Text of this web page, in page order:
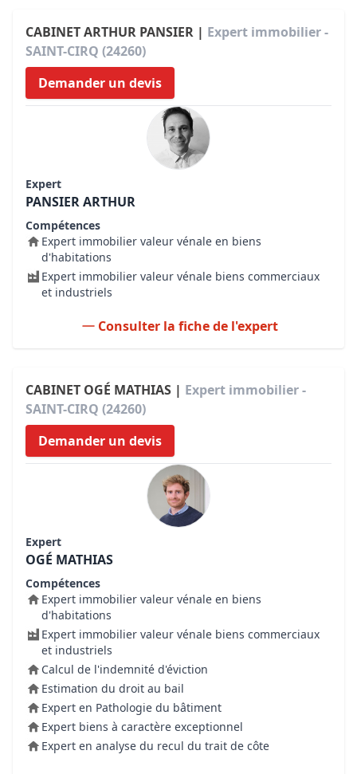
CABINET ARTHUR PANSIER | Expert immobilier -
SAINT-CIRQ (24260)
Demander un devis
Expert
PANSIER ARTHUR
Compétences
Expert immobilier valeur vénale en biens
d'habitations
Expert immobilier valeur vénale biens commerciaux
et industriels
Consulter la fiche de l'expert
CABINET OGÉ MATHIAS | Expert immobilier -
SAINT-CIRQ (24260)
Demander un devis
Expert
OGÉ MATHIAS
Compétences
Expert immobilier valeur vénale en biens
d'habitations
Expert immobilier valeur vénale biens commerciaux
et industriels
Calcul de l'indemnité d'éviction
Estimation du droit au bail
Expert en Pathologie du bâtiment
Expert biens à caractère exceptionnel
Expert en analyse du recul du trait de côte